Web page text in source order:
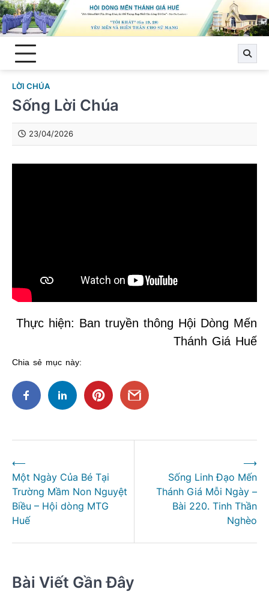
Skip
to
content
LỜI CHÚA
Sống Lời Chúa
23/04/2026
Thực hiện: Ban truyền thông Hội Dòng Mến
Thánh Giá Huế
Chia sẻ mục này:
hướng
bài
viết
⟵
Một Ngày Của Bé Tại
Trường Mầm Non Nguyệt
Biều – Hội dòng MTG
Huế
Sống Linh Đạo Mến
Thánh Giá Mỗi Ngày –
Bài 220. Tinh Thần
Nghèo
⟶
Bài Viết Gần Đây